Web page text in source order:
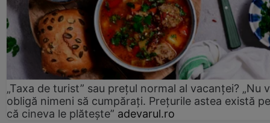
„Taxa de turist” sau prețul normal al vacanței? „Nu
obligă nimeni să cumpărați. Prețurile astea există
că cineva le plătește” adevarul.ro